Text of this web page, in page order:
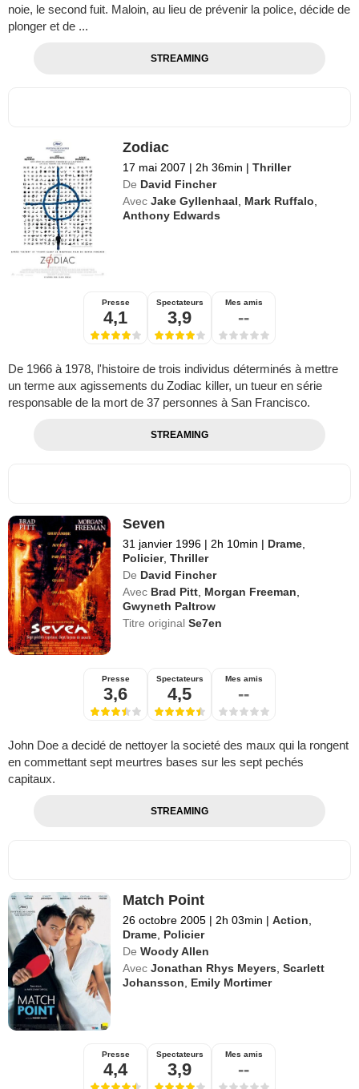
noie, le second fuit. Maloin, au lieu de prévenir la police, décide de
plonger et de ...
STREAMING
Zodiac
17 mai 2007 | 2h 36min | Thriller
De David Fincher
Avec Jake Gyllenhaal Mark Ruffalo
Anthony Edwards
Presse
4,1
Spectateurs
3,9
Mes amis
--
De 1966 à 1978, l'histoire de trois individus déterminés à mettre
un terme aux agissements du Zodiac killer, un tueur en série
responsable de la mort de 37 personnes à San Francisco.
STREAMING
Seven
31 janvier 1996 | 2h 10min | Drame
Policier,Thriller
De David Fincher
Avec Brad Pitt Morgan Freeman
Gwyneth Paltrow
Titre originalSe7en
Presse
3,6
Spectateurs
4,5
Mes amis
--
John Doe a decidé de nettoyer la societé des maux qui la rongent
en commettant sept meurtres bases sur les sept pechés
capitaux.
STREAMING
Match Point
26 octobre 2005 | 2h 03min | Action
Drame Policier
De Woody Allen
Avec Jonathan Rhys Meyers ,Scarlett
Johansson
Emily Mortimer
Presse
4,4
Spectateurs
3,9
Mes amis
--